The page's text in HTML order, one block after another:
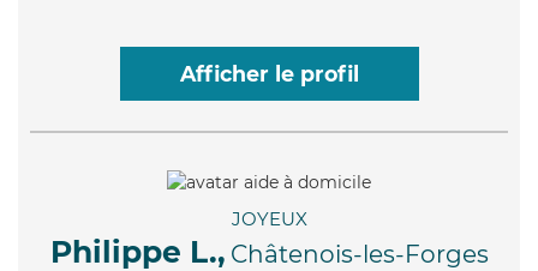
Afficher le profil
JOYEUX
Philippe L., Châtenois-les-Forges